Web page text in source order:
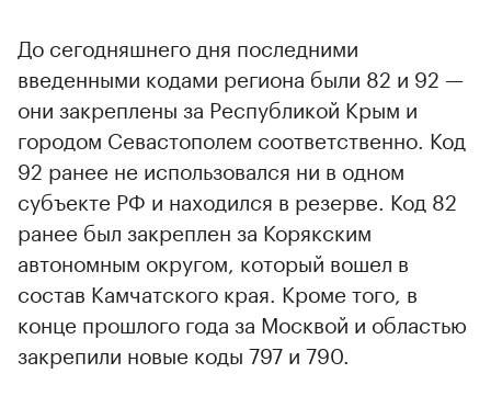
До сегодняшнего дня последними
введенными кодами региона были 82 и 92 —
они закреплены за Республикой Крым и
городом Севастополем соответственно. Код
92 ранее не использовался ни в одном
субъекте РФ и находился в резерве. Код 82
ранее был закреплен за Корякским
автономным округом, который вошел в
состав Камчатского края. Кроме того, в
конце прошлого года за Москвой и областью
закрепили новые коды 797 и 790.